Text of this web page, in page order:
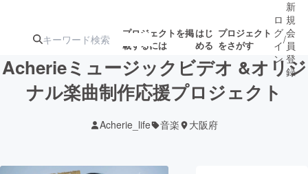
プロジェクトを掲
載するには
はじ
める
プロジェクト
をさがす
注目の新着プロ
ジェクト
募集終了が近いプ
ロジェクト
ロ
グ
イ
ン
/
新
規
会
員
登
録
Acherieミュージックビデオ &オリジ
ナル楽曲制作応援プロジェクト
Acherie_life 音楽 大阪府